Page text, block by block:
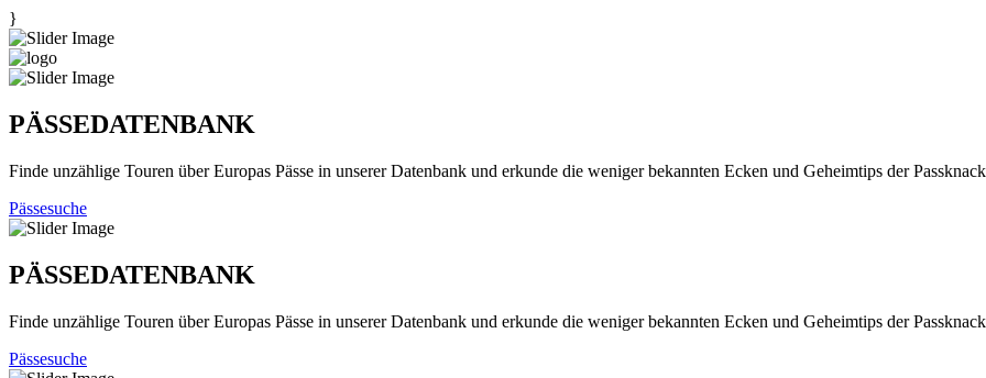
}
PÄSSEDATENBANK
Finde unzählige Touren über Europas Pässe in unserer Datenbank und erkunde die weniger bekannten Ecken und Geheimtips der
Pässesuche
PÄSSEDATENBANK
Finde unzählige Touren über Europas Pässe in unserer Datenbank und erkunde die weniger bekannten Ecken und Geheimtips der
Pässesuche